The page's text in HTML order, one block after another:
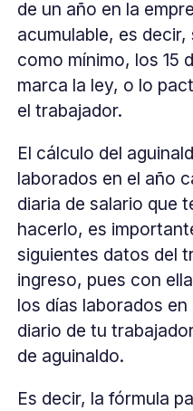
de un año en la
acumulable, es
como mínimo, los 15
marca la ley, o lo
el trabajador.
El cálculo del
laborados en el año
diaria de salario que
hacerlo, es
siguientes datos del
ingreso, pues con
los días laborados
diario de tu
de aguinaldo.
Es decir, la fórmula